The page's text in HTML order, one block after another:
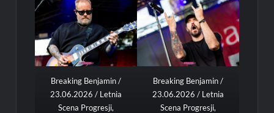
Breaking Benjamin /
23.06.2026 / Letnia
Scena Progresji,
Breaking Benjamin /
23.06.2026 / Letnia
Scena Progresji,